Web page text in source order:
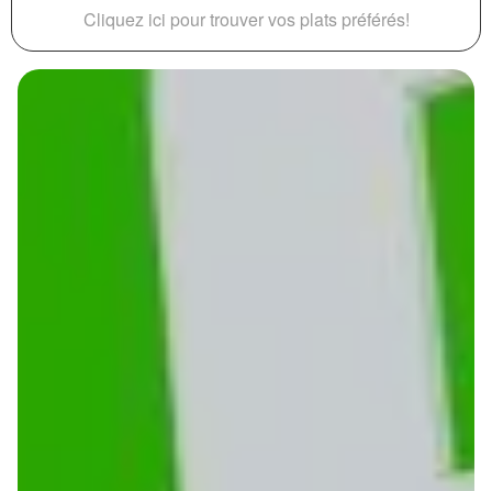
Cliquez ici pour trouver vos plats préférés!